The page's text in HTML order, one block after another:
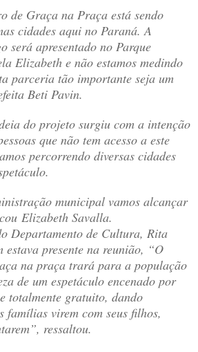
de Graça na Praça está sendo
cidades aqui no Paraná. A
será apresentado no Parque
Elizabeth e não estamos medindo
parceria tão importante seja um
Beti Pavin.
do projeto surgiu com a intenção
que não tem acesso a este
percorrendo diversas cidades
municipal vamos alcançar
Elizabeth Savalla.
Departamento de Cultura, Rita
estava presente na reunião, “O
na praça trará para a população
de um espetáculo encenado por
totalmente gratuito, dando
famílias virem com seus filhos,
ressaltou.